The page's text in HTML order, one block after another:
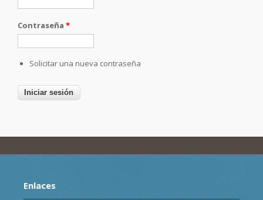
Contraseña *
Solicitar una nueva contraseña
Enlaces